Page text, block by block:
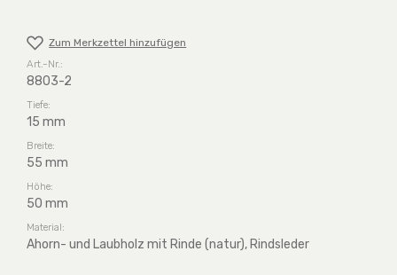
Zum Merkzettel hinzufügen
Art.-Nr.:
8803-2
Tiefe:
15 mm
Breite:
55 mm
Höhe:
50 mm
Material:
Ahorn- und Laubholz mit Rinde (natur), Rindsleder